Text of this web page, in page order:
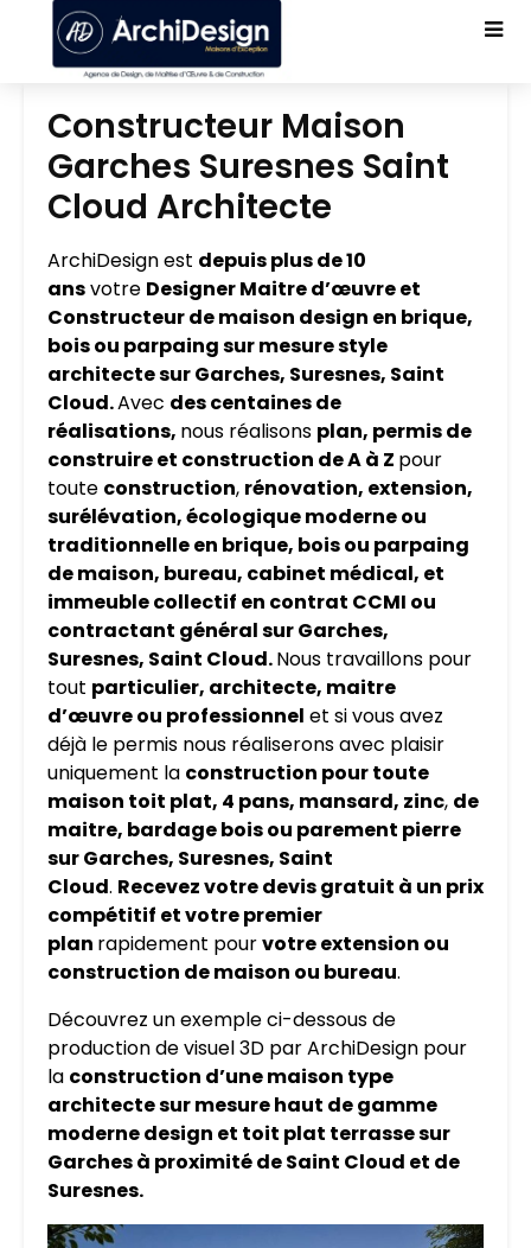
Constructeur Maison
Garches Suresnes Saint
Cloud Architecte
ArchiDesign est depuis plus de 10
ansvotre Designer Maitre d’œuvre et
Constructeur de maison design en brique,
bois ou parpaing sur mesure style
architecte sur Garches, Suresnes, Saint
Cloud.Avec des centaines de
réalisations, nous réalisons plan, permis de
construire et construction de A à Z pour
toute construction, rénovation, extension,
surélévation, écologique moderne ou
traditionnelle en brique, bois ou parpaing
de maison, bureau, cabinet médical, et
immeuble collectif en contrat CCMI ou
contractant général sur Garches,
Suresnes, Saint Cloud.Nous travaillons pour
tout particulier, architecte, maitre
d’œuvre ou professionnel et si vous avez
déjà le permis nous réaliserons avec plaisir
uniquement la construction pour toute
maison toit plat, 4 pans, mansard, zinc, de
maitre, bardage bois ou parement pierre
sur Garches, Suresnes, Saint
Cloud. Recevez votre devis gratuit à un prix
compétitif et votre premier
plan rapidement pourvotre extension ou
construction de maison ou bureau.
Découvrez un exemple ci-dessous de
production de visuel 3D par ArchiDesign pour
la construction d’une maison type
architecte sur mesure haut de gamme
moderne design et toit plat terrasse sur
Garches à proximité de Saint Cloud et de
Suresnes.